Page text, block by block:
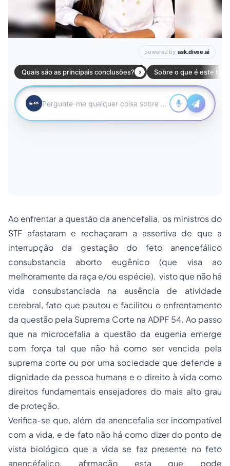
Ao enfrentar a questão da anencefalia, os ministros do
STF afastaram e rechaçaram a assertiva de que a
interrupção da gestação do feto anencefálico
consubstancia aborto eugênico (que visa ao
melhoramente da raça e/ou espécie), visto que não há
vida consubstanciada na ausência de atividade
cerebral, fato que pautou e facilitou o enfrentamento
da questão pela Suprema Corte na ADPF 54. Ao passo
que na microcefalia a questão da eugenia emerge
com força tal que não há como ser vencida pela
suprema corte ou por uma sociedade que defende a
dignidade da pessoa humana e o direito à vida como
direitos fundamentais ensejadores do mais alto grau
de proteção.
Verifica-se que, além da anencefalia ser incompatível
com a vida, e de fato não há como dizer do ponto de
vista biológico que a vida se faz presente no feto
anencéfalico, afirmação esta que pode